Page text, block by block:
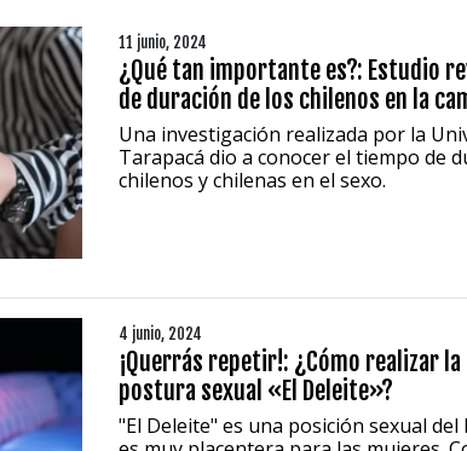
11 junio, 2024
¿Qué tan importante es?: Estudio
de duración de los chilenos en la
Una investigación realizada por la
Tarapacá dio a conocer el tiempo de
chilenos y chilenas en el sexo.
4 junio, 2024
¡Querrás repetir!: ¿Cómo realizar
postura sexual «El Deleite»?
"El Deleite" es una posición sexual del